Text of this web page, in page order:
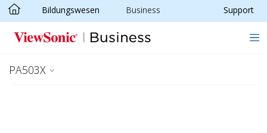
Skip to main content
Bildungswesen Business Support
PA503X